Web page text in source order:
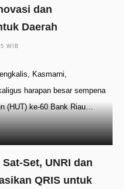
dan
Daerah
WIB
Kasmarni,
harapan besar sempena
(HUT) ke-60 Bank Riau…
Set, UNRI dan
QRIS untuk